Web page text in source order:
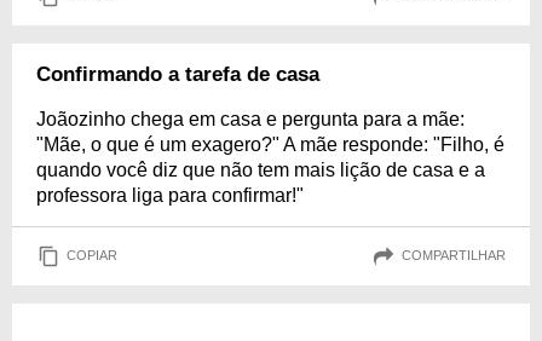
Confirmando a tarefa de casa
Joãozinho chega em casa e pergunta para a mãe:
"Mãe, o que é um exagero?" A mãe responde: "Filho, é
quando você diz que não tem mais lição de casa e a
professora liga para confirmar!"
COPIAR COMPARTILHAR